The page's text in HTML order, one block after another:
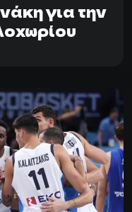
για την